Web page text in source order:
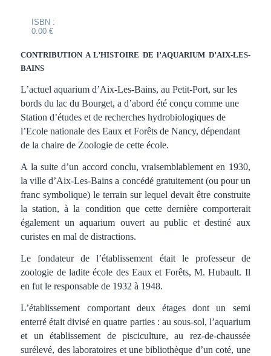
ISBN :
0.00 €
CONTRIBUTION A L’HISTOIRE DE l’AQUARIUM D’AIX-LES-
BAINS
L’actuel aquarium d’Aix-Les-Bains, au Petit-Port, sur les
bords du lac du Bourget, a d’abord été conçu comme une
Station d’études et de recherches hydrobiologiques de
l’Ecole nationale des Eaux et Forêts de Nancy, dépendant
de la chaire de Zoologie de cette école.
A la suite d’un accord conclu, vraisemblablement en 1930,
la ville d’Aix-Les-Bains a concédé gratuitement (ou pour un
franc symbolique) le terrain sur lequel devait être construite
la station, à la condition que cette dernière comporterait
également un aquarium ouvert au public et destiné aux
curistes en mal de distractions.
Le fondateur de l’établissement était le professeur de
zoologie de ladite école des Eaux et Forêts, M. Hubault. Il
en fut le responsable de 1932 à 1948.
L’établissement comportant deux étages dont un semi
enterré était divisé en quatre parties : au sous-sol, l’aquarium
et un établissement de pisciculture, au rez-de-chaussée
surélevé, des laboratoires et une bibliothèque d’un coté, une